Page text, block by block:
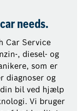
needs.
Car Service
, diesel- og
som er
diagnoser og
bil ved hjælp
Vi bruger